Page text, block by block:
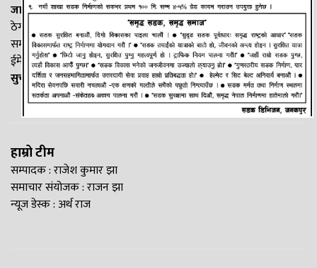
जानकी न्यूज नेटवर्क
ठेगाना: लक्ष्मीनियाँ -७, मधेश प्रदेश
सम्पर्क नं. : +977-9844100829
ईमेल:Madheshtopnews@gmail.com
सुचना विभाग दर्ता नं. २५४०/२०७७/७८
हाम्रो टीम
सम्पादक : राजेश कुमार झा
समाचार संयोजक : राजन झा
न्यूज डेस्क : अर्थ राज